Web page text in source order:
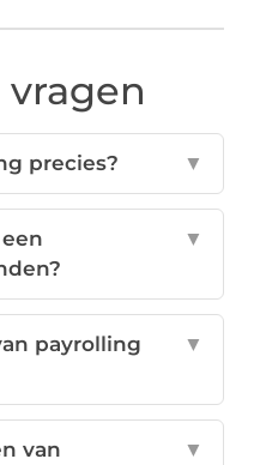
precies? ▼
▼
payrolling
▼
van
▼